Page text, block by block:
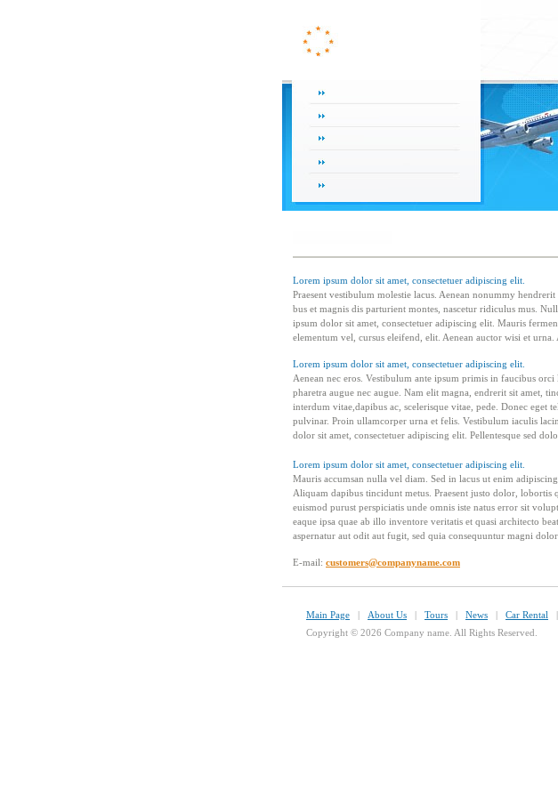
Lorem ipsum dolor sit amet, consectetuer adipiscing elit.
Praesent vestibulum molestie lacus. Aenean nonummy
bus et magnis dis parturient montes, nascetur ridiculus mus.
ipsum dolor sit amet, consectetuer adipiscing elit. Mauris
elementum vel, cursus eleifend, elit. Aenean auctor wisi et
Lorem ipsum dolor sit amet, consectetuer adipiscing elit.
Aenean nec eros. Vestibulum ante ipsum primis in faucibus
pharetra augue nec augue. Nam elit magna, endrerit sit amet,
interdum vitae,dapibus ac, scelerisque vitae, pede. Donec
pulvinar. Proin ullamcorper urna et felis. Vestibulum iaculis
dolor sit amet, consectetuer adipiscing elit. Pellentesque sed
Lorem ipsum dolor sit amet, consectetuer adipiscing elit.
Mauris accumsan nulla vel diam. Sed in lacus ut enim
Aliquam dapibus tincidunt metus. Praesent justo dolor,
euismod purust perspiciatis unde omnis iste natus error sit
eaque ipsa quae ab illo inventore veritatis et quasi architecto
aspernatur aut odit aut fugit, sed quia consequuntur magni
E-mail: customers@companyname.com
Main Page | About Us | Tours | News | Car Rental
Copyright © 2026 Company name. All Rights Reserved.